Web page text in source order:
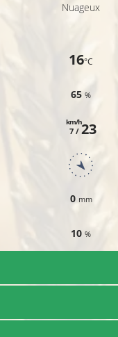
Nuageux
16°C
65%
7 /
km/h23
0 mm
10%